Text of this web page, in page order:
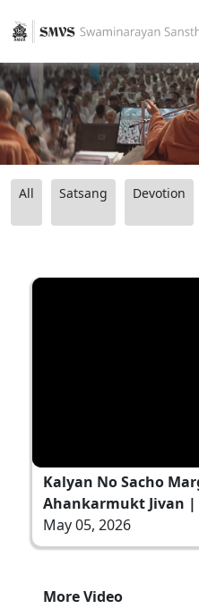
All Satsang Devotion
Kalyan No Sacho
Ahankarmukt Jivan |
May 05, 2026
More Video